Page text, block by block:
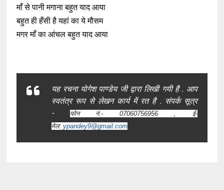
माँ से पानी मगाना बहुत याद आया
बहुत ही हँसी है यहां का ये मौसम
मगर माँ का आंचल बहुत याद आया
यह रचना योगेश पाण्डेय जी द्वारा लिखी गयी है . आप
स्वतंत्र रूप से लेखन कार्य में रत है . संपर्क सूत्र
-
फोन नं.- 07060756956 , ई-
मेल:ypandey9@gmail.com